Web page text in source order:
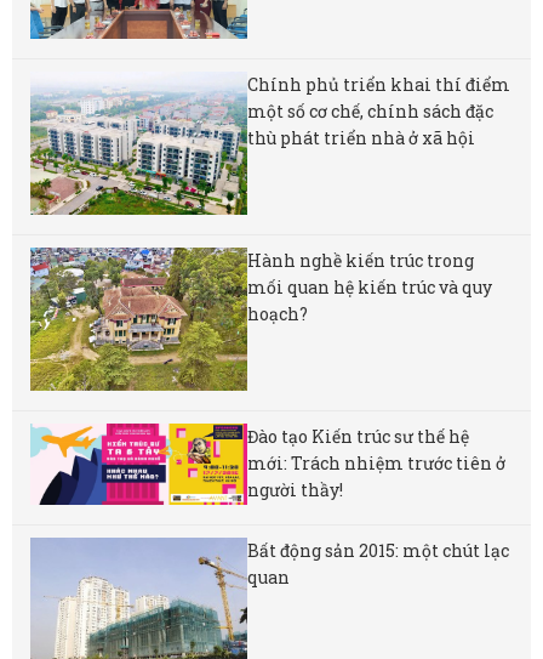
Chính phủ triển khai thí điểm
một số cơ chế, chính sách đặc
thù phát triển nhà ở xã hội
Hành nghề kiến trúc trong
mối quan hệ kiến trúc và quy
hoạch?
Đào tạo Kiến trúc sư thế hệ
mới: Trách nhiệm trước tiên ở
người thầy!
Bất động sản 2015: một chút lạc
quan